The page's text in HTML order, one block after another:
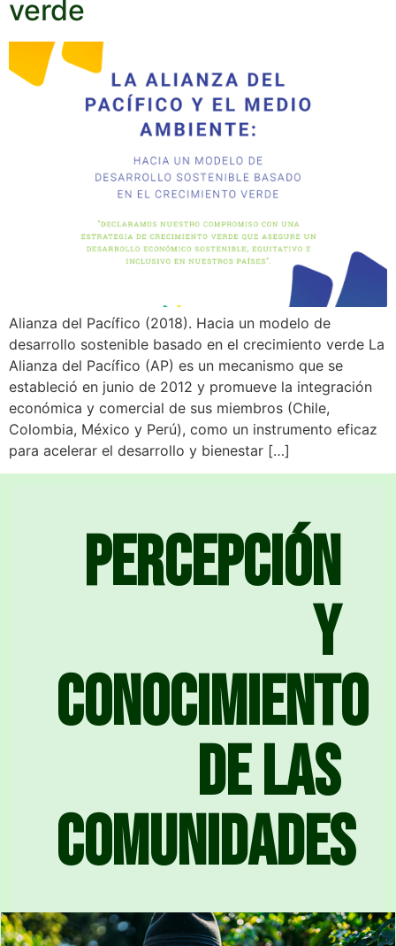
verde
Alianza del Pacífico (2018). Hacia un modelo de
desarrollo sostenible basado en el crecimiento verde La
Alianza del Pacífico (AP) es un mecanismo que se
estableció en junio de 2012 y promueve la integración
económica y comercial de sus miembros (Chile,
Colombia, México y Perú), como un instrumento eficaz
para acelerar el desarrollo y bienestar […]
Percepción
y
conocimiento
de las
comunidades